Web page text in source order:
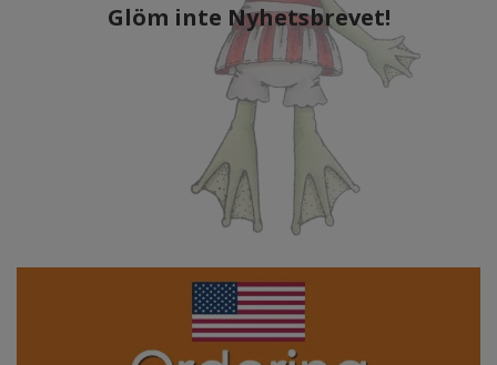
Glöm inte Nyhetsbrevet!